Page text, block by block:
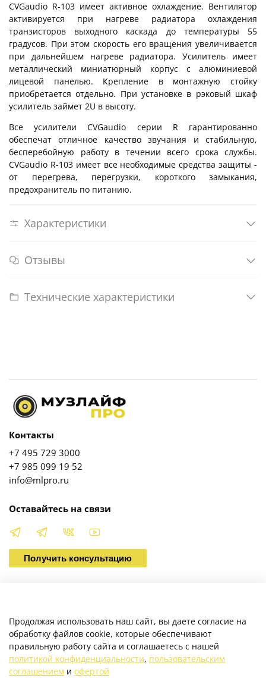
CVGaudio R-103 имеет активное охлаждение. Вентилятор
активируется при нагреве радиатора охлаждения
транзисторов выходного каскада до температуры 55
градусов. При этом скорость его вращения увеличивается
при дальнейшем нагреве радиатора. Усилитель имеет
металлический миниатюрный корпус с алюминиевой
лицевой панелью. Крепление в монтажную стойку
приобретается отдельно. При установке в рэковый шкаф
усилитель займет 2U в высоту.
Все усилители CVGaudio серии R гарантированно
обеспечат отличное качество звучания и стабильную,
бесперебойную работу в течении всего срока службы.
CVGaudio R-103 имеет все необходимые средства защиты -
от перегрева, перегрузки, короткого замыкания,
предохранитель по питанию.
Характеристики
Отзывы
Технические характеристики
О магазине
Клиентам
Контакты
+7 495 729 3000
+7 985 099 19 52
info@mlpro.ru
Оставайтесь на связи
Получить консультацию
Продолжая использовать наш сайт, вы даете согласие на
обработку файлов cookie, которые обеспечивают
правильную работу сайта и соглашаетесь с нашей
политикой конфиденциальности, пользовательским
соглашением и офертой